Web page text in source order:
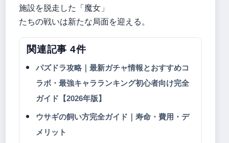
施設を脱走した「魔女」
たちの戦いは新たな局面を迎える。
関連記事 4件
パズドラ攻略｜最新ガチャ情報とおすすめコ
ラボ・最強キャラランキング初心者向け完全
ガイド【2026年版】
ウサギの飼い方完全ガイド｜寿命・費用・デ
メリット